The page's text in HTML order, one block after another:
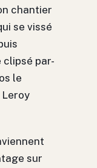
chantier
se vissé
par-
le
Leroy
sur